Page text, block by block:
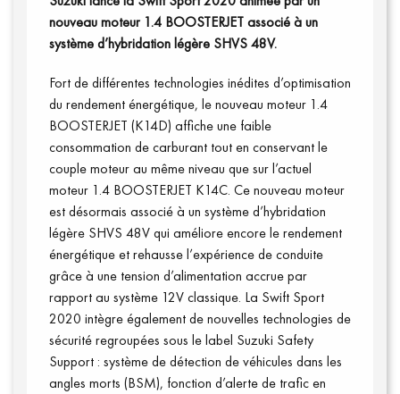
Communiqués
nouveau moteur 1.4 BOOSTERJET associé à un
système d’hybridation légère SHVS 48V.
Fort de différentes technologies inédites d’optimisation
du rendement énergétique, le nouveau moteur 1.4
BOOSTERJET (K14D) affiche une faible
consommation de carburant tout en conservant le
couple moteur au même niveau que sur l’actuel
moteur 1.4 BOOSTERJET K14C. Ce nouveau moteur
est désormais associé à un système d’hybridation
légère SHVS 48V qui améliore encore le rendement
énergétique et rehausse l’expérience de conduite
grâce à une tension d’alimentation accrue par
rapport au système 12V classique. La Swift Sport
2020 intègre également de nouvelles technologies de
sécurité regroupées sous le label Suzuki Safety
Support : système de détection de véhicules dans les
angles morts (BSM), fonction d’alerte de trafic en